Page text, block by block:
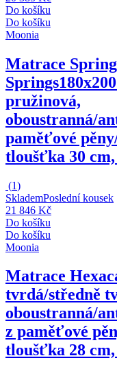
Do košíku
Do košíku
Moonia
Matrace
Springs
pružinová,
oboustranná/
paměťové
tloušťka 30 cm,
(1)
SklademPoslední kousek
21 846 Kč
Do košíku
Do košíku
Moonia
Matrace
tvrdá/středně
oboustranná/
z paměťové
tloušťka 28 cm,